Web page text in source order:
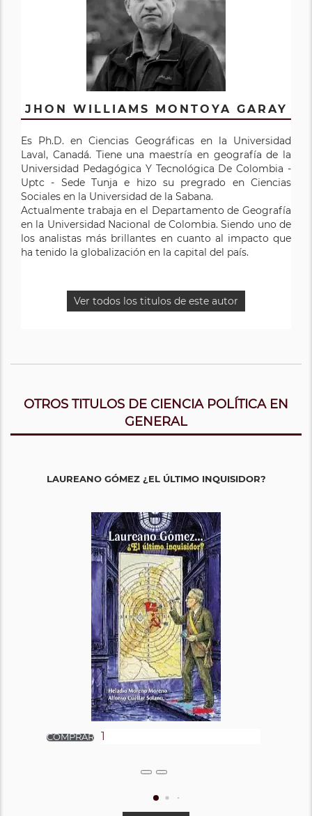
JHON WILLIAMS MONTOYA GARAY
Es Ph.D. en Ciencias Geográficas en la Universidad
Laval, Canadá. Tiene una maestría en geografía de la
Universidad Pedagógica Y Tecnológica De Colombia -
Uptc - Sede Tunja e hizo su pregrado en Ciencias
Sociales en la Universidad de la Sabana.
Actualmente trabaja en el Departamento de Geografía
en la Universidad Nacional de Colombia. Siendo uno de
los analistas más brillantes en cuanto al impacto que
ha tenido la globalización en la capital del país.
Ver todos los titulos de este autor
OTROS TITULOS DE CIENCIA POLÍTICA EN
GENERAL
LAUREANO GÓMEZ ¿EL ÚLTIMO INQUISIDOR?